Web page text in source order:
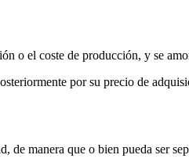
o el coste de producción, y se
por su precio de
manera que o bien pueda ser